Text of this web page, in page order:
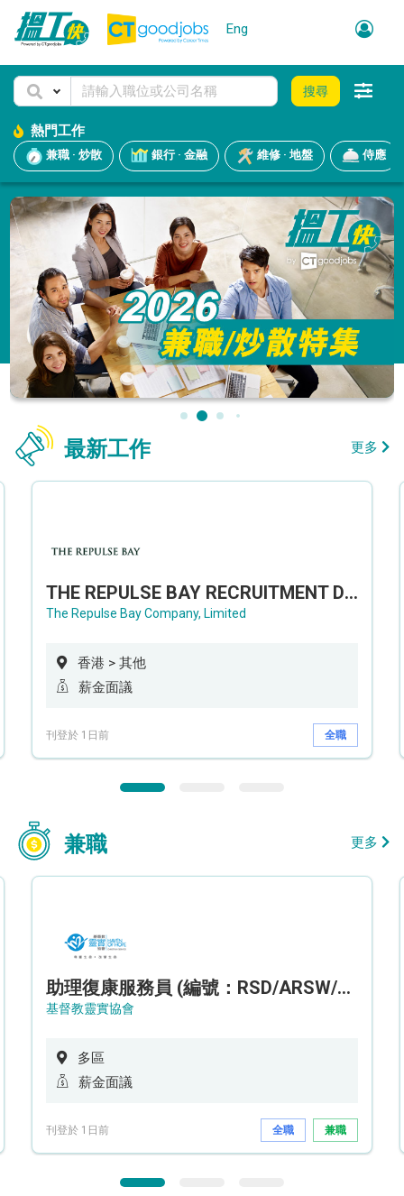
Eng
搜尋
熱門工作
兼職 · 炒散 銀行 · 金融 維修 · 地盤 侍應
最新工作 更多
THE REPULSE BAY RECRUITMENT DAY 淺水灣影灣園人才招聘會
The Repulse Bay Company, Limited
香港 > 其他
薪金面議
刊登於 1日前 全職
兼職 更多
助理復康服務員 (編號：RSD/ARSW/CTE)
基督教靈實協會
多區
薪金面議
刊登於 1日前 全職 兼職